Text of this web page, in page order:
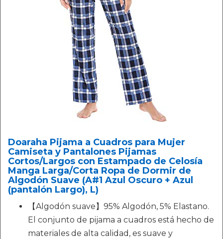
Doaraha Pijama a Cuadros para Mujer
Camiseta y Pantalones Pijamas
Cortos/Largos con Estampado de Celosía
Manga Larga/Corta Ropa de Dormir de
Algodón Suave (A#1 Azul Oscuro + Azul
(pantalón Largo), L)
【Algodón suave】95% Algodón, 5% Elastano.
El conjunto de pijama a cuadros está hecho de
materiales de alta calidad, es suave y